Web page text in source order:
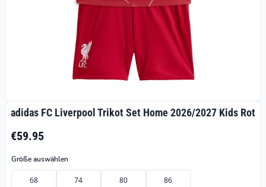
adidas FC Liverpool Trikot Set Home 2026/2027 Kids Rot
€59.95
Größe auswählen
68 74 80 86